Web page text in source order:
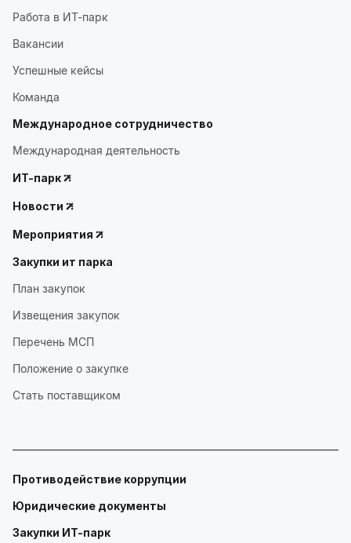
Работа в ИТ-парк
Вакансии
Успешные кейсы
Команда
Международное сотрудничество
Международная деятельность
ИТ-парк
Новости
Мероприятия
Закупки ит парка
План закупок
Извещения закупок
Перечень МСП
Положение о закупке
Стать поставщиком
Противодействие коррупции
Юридические документы
Закупки ИТ-парк